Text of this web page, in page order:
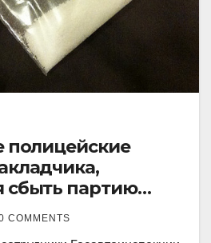
полицейские
сбыть партию
наркотика
COMMENTS